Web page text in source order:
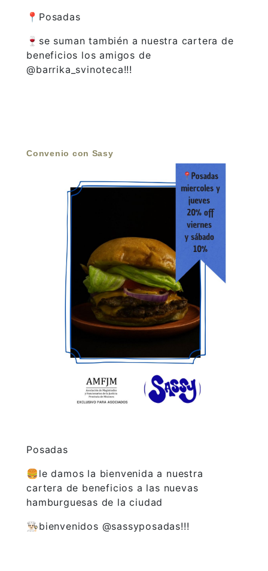
📍Posadas
🍷se suman también a nuestra cartera de
beneficios los amigos de
@barrika_svinoteca!!!
Convenio con Sasy
Posadas
🍔le damos la bienvenida a nuestra
cartera de beneficios a las nuevas
hamburguesas de la ciudad
👨🏻‍🍳bienvenidos @sassyposadas!!!